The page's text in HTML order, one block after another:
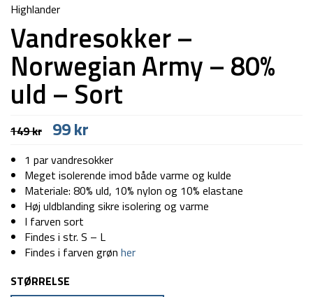
Highlander
Vandresokker –
Norwegian Army – 80%
uld – Sort
149kr Den
oprindelige
pris
var:
149 kr.
99kr
pris
er:
99 kr.
1 par vandresokker
Meget isolerende imod både varme og kulde
Materiale: 80% uld, 10% nylon og 10% elastane
Høj uldblanding sikre isolering og varme
I farven sort
Findes i str. S – L
Findes i farven grøn her
STØRRELSE